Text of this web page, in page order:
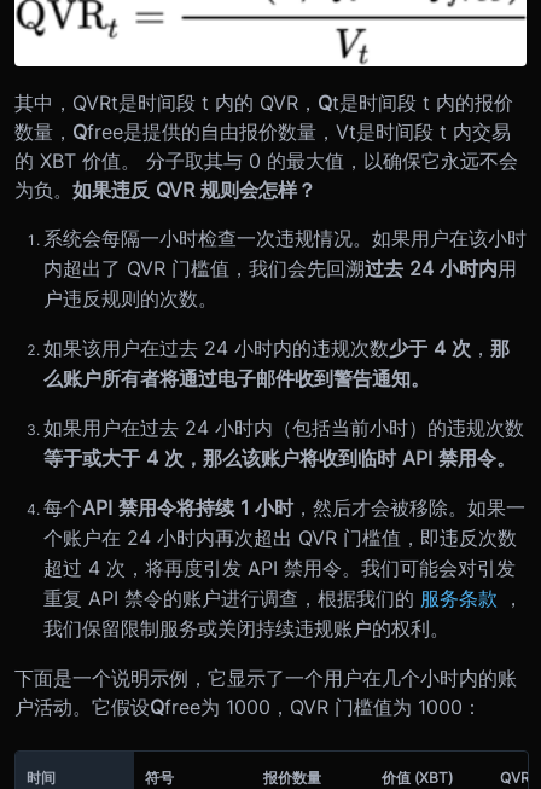
其中， QVRt是时间段 t 内的 QVR， Qt是时间段 t 内的报价
数量， Qfree是提供的自由报价数量， Vt是时间段 t 内交易
的 XBT 价值。 分子取其与 0 的最大值，以确保它永远不会
为负。 如果违反 QVR 规则会怎样？
系统会每隔一小时检查一次违规情况。如果用户在该小时
内超出了 QVR 门槛值，我们会先回溯过去 24 小时内用
户违反规则的次数。
如果该用户在过去 24 小时内的违规次数少于 4 次 ， 那
么账户所有者将通过电子邮件收到警告通知。
如果用户在过去 24 小时内（包括当前小时）的违规次数
等于或大于 4 次，那么该账户将收到临时 API 禁用令。
每个API 禁用令将持续 1 小时，然后才会被移除。如果一
个账户在 24 小时内再次超出 QVR 门槛值，即违反次数
超过 4 次，将再度引发 API 禁用令。我们可能会对引发
重复 API 禁令的账户进行调查，根据我们的 服务条款
，
我们保留限制服务或关闭持续违规账户的权利。
下面是一个说明示例，它显示了一个用户在几个小时内的账
户活动。它假设Qfree为 1000，QVR 门槛值为 1000：
时间 符号 报价数量 价值 (XBT) QVR